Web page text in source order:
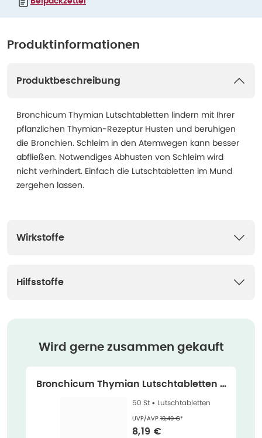
Produktinformationen
Produktbeschreibung
Bronchicum Thymian Lutschtabletten lindern mit Ihrer
pflanzlichen Thymian-Rezeptur Husten und beruhigen
die Bronchien. Schleim in den Atemwegen kann besser
abfließen. Notwendiges Abhusten von Schleim wird
nicht verhindert. Einfach die Lutschtabletten im Mund
zergehen lassen.
Wirkstoffe
Hilfsstoffe
Wird gerne zusammen gekauft
Bronchicum Thymian Lutschtabletten 5
0 St50 St • Lutschtabletten
UVP/AVPEhemaliger Preis (U V P)
10,40 €*
Verkaufspreis
8,19 €